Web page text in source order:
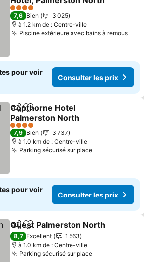
Consulter les prix
4 Étoiles
7,6 Bien
3 025
à 1.2 km de : Centre-ville
Piscine extérieure avec bains à remous
pour voir
Consulter les prix
PartagerAjouter à mes favoris
Copthorne Hotel
Palmerston North
Consulter les prix
4 Étoiles
7,9 Bien
3 737
à 1.0 km de : Centre-ville
Parking sécurisé sur placeConsulter les
pour voir
Consulter les prix
PartagerAjouter à mes favoris
Quest Palmerston North
8,7 Excellent
1 563
à 1.0 km de : Centre-ville
Parking sécurisé sur placeConsulter les